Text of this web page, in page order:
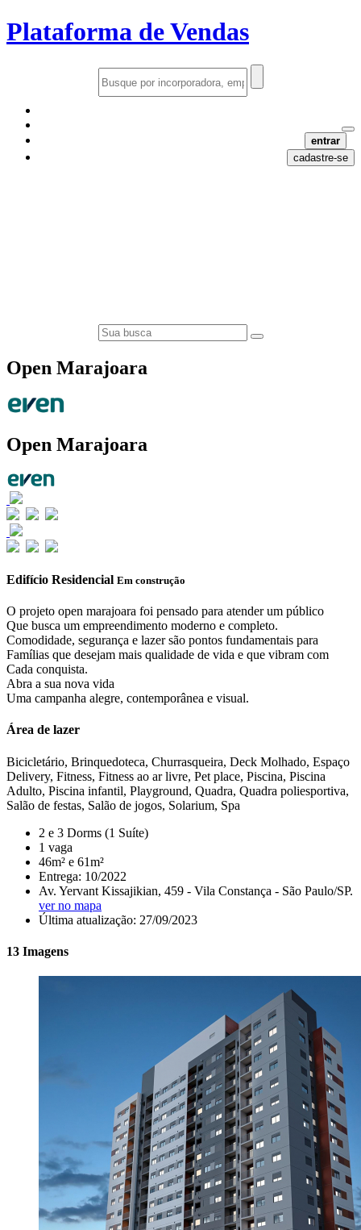
Plataforma de Vendas
entrar
cadastre-se
Open Marajoara
Open Marajoara
Edifício Residencial Em construção
O projeto open marajoara foi pensado para atender um público
Que busca um empreendimento moderno e completo.
Comodidade, segurança e lazer são pontos fundamentais para
Famílias que desejam mais qualidade de vida e que vibram com
Cada conquista.
Abra a sua nova vida
Uma campanha alegre, contemporânea e visual.
Área de lazer
Bicicletário, Brinquedoteca, Churrasqueira, Deck Molhado, Espaço
Delivery, Fitness, Fitness ao ar livre, Pet place, Piscina, Piscina
Adulto, Piscina infantil, Playground, Quadra, Quadra poliesportiva,
Salão de festas, Salão de jogos, Solarium, Spa
2 e 3 Dorms (1 Suíte)
1 vaga
46m² e 61m²
Entrega: 10/2022
Av. Yervant Kissajikian, 459 - Vila Constança - São Paulo/SP.
ver no mapa
Última atualização: 27/09/2023
13 Imagens